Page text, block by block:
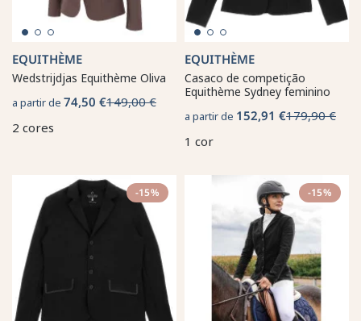
EQUITHÈME
Wedstrijdjas Equithème Oliva
a partir de 74,50 €149,00 €
2 cores
EQUITHÈME
Casaco de competição
Equithème Sydney feminino
a partir de 152,91 €179,90 €
1 cor
-15% -15%